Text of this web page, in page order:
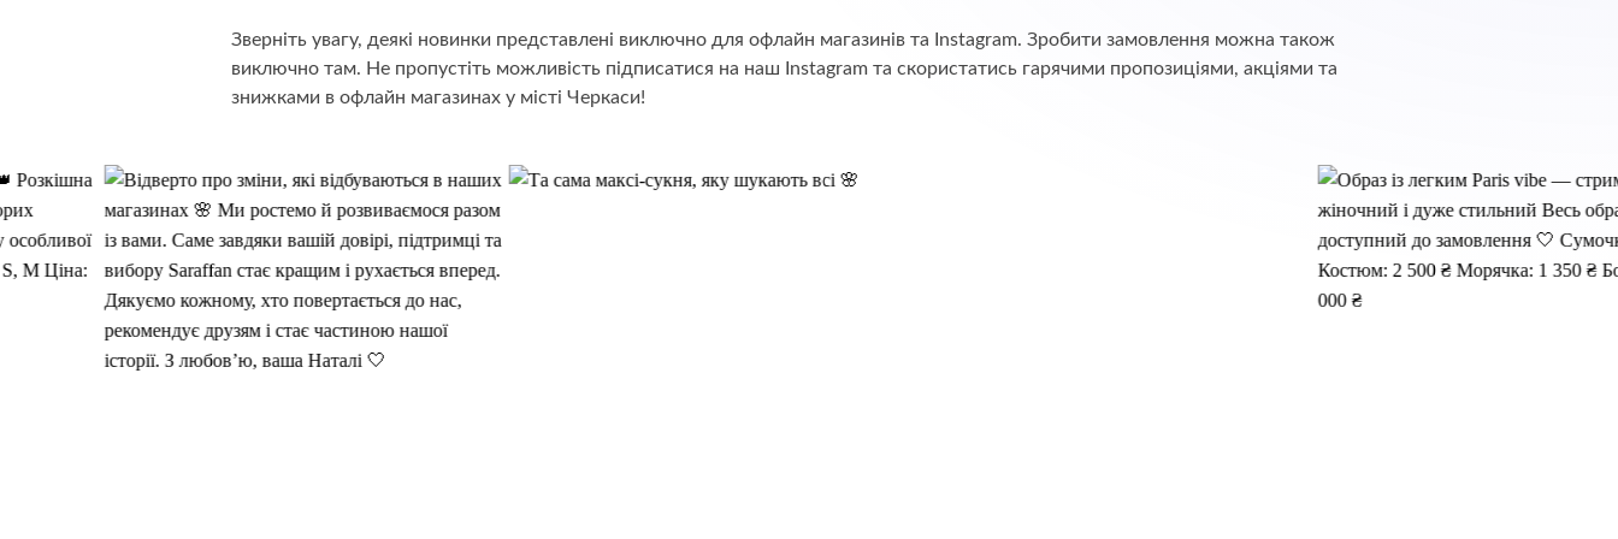
Зверніть увагу, деякі новинки представлені виключно для офлайн магазинів та Instagram. Зробити замовлення можна також
виключно там. Не пропустіть можливість підписатися на наш Instagram та скористатись гарячими пропозиціями, акціями та
знижками в офлайн магазинах у місті Черкаси!